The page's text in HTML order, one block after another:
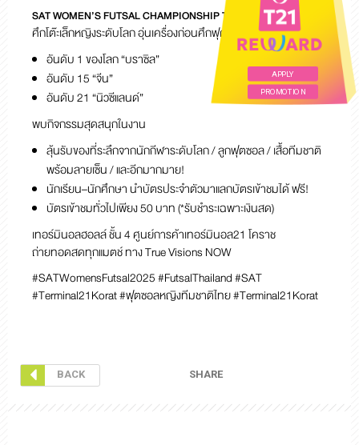
APPLY
PROMOTION
SAT WOMEN’S FUTSAL CHAMPIONSHIP THAILAND 2025
ศึกโต๊ะเล็กหญิงระดับโลก อุ่นเครื่องก่อนศึกฟุตซอลหญิงชิงแชมป์โลก
อันดับ 1 ของโลก “บราซิล”
อันดับ 15 “จีน”
อันดับ 21 “นิวซีแลนด์”
พบกิจกรรมสุดสนุกในงาน
ลุ้นรับของที่ระลึกจากนักกีฬาระดับโลก / ลูกฟุตซอล / เสื้อทีมชาติ
พร้อมลายเซ็น / และอีกมากมาย!
นักเรียน–นักศึกษา นำบัตรประจำตัวมาแลกบัตรเข้าชมได้ ฟรี!
บัตรเข้าชมทั่วไปเพียง 50 บาท (*รับชำระเฉพาะเงินสด)
เทอร์มินอลฮอลล์ ชั้น 4 ศูนย์การค้าเทอร์มินอล21 โคราช
ถ่ายทอดสดทุกแมตช์ ทาง True Visions NOW
#SATWomensFutsal2025 #FutsalThailand #SAT
#Terminal21Korat #ฟุตซอลหญิงทีมชาติไทย #Terminal21Korat
BACK SHARE